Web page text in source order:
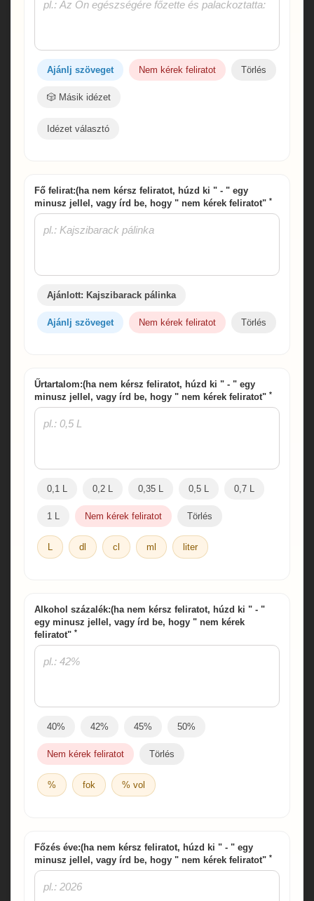
Ajánlj szöveget Nem kérek feliratot Törlés
🎲 Másik idézet
Idézet választó
Fő felirat:(ha nem kérsz feliratot, húzd ki " - " egy
minusz jellel, vagy írd be, hogy " nem kérek feliratot" *
Ajánlott: Kajszibarack pálinka
Ajánlj szöveget Nem kérek feliratot Törlés
Űrtartalom:(ha nem kérsz feliratot, húzd ki " - " egy
minusz jellel, vagy írd be, hogy " nem kérek feliratot" *
0,1 L 0,2 L 0,35 L 0,5 L 0,7 L
1 L Nem kérek feliratot Törlés
L dl cl ml liter
Alkohol százalék:(ha nem kérsz feliratot, húzd ki " - "
egy minusz jellel, vagy írd be, hogy " nem kérek
feliratot" *
40% 42% 45% 50%
Nem kérek feliratot Törlés
% fok % vol
Főzés éve:(ha nem kérsz feliratot, húzd ki " - " egy
minusz jellel, vagy írd be, hogy " nem kérek feliratot" *